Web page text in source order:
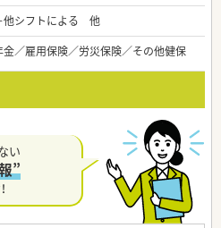
他シフトによる 他
金／雇用保険／労災保険／その他健保
い
”